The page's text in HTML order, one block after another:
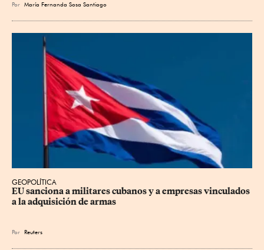
Por María Fernanda Sosa Santiago
GEOPOLÍTICA
EU sanciona a militares cubanos y a empresas vinculados
a la adquisición de armas
Por Reuters